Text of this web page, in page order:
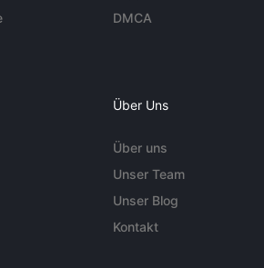
DMCA
Über Uns
Über uns
Unser Team
Unser Blog
Kontakt